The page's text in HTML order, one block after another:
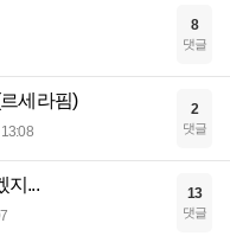
8
댓글
세라핌)
13:08
2
댓글
지... 13
댓글